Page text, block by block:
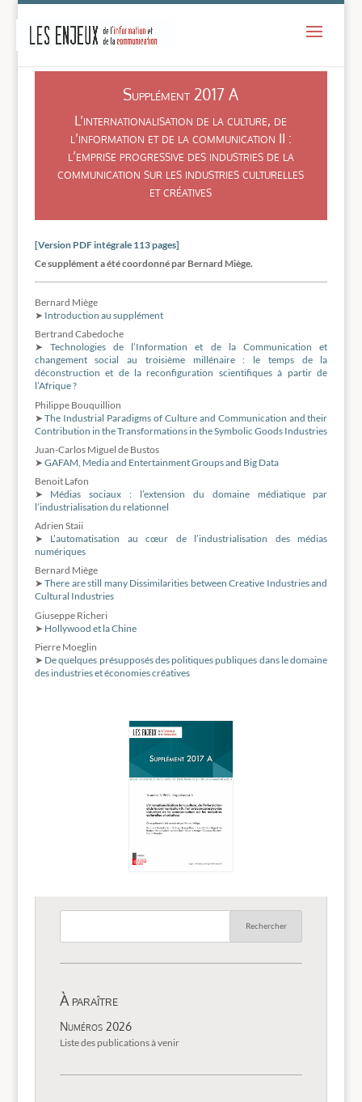
Supplément 2017 A
L’internationalisation de la culture, de
l’information et de la communication II :
l’emprise progressive des industries de la
communication sur les industries culturelles
et créatives
[Version PDF intégrale 113 pages]
Ce supplément a été coordonné par Bernard Miège.
Bernard Miège
➤ Introduction au supplément
Bertrand Cabedoche
➤ Technologies de l’Information et de la Communication et
changement social au troisième millénaire : le temps de la
déconstruction et de la reconfiguration scientifiques à partir de
l’Afrique ?
Philippe Bouquillion
➤The Industrial Paradigms of Culture and Communication and their
Contribution in the Transformations in the Symbolic Goods Industries
Juan-Carlos Miguel de Bustos
➤ GAFAM, Media and Entertainment Groups and Big Data
Benoit Lafon
➤ Médias sociaux : l’extension du domaine médiatique par
l’industrialisation du relationnel
Adrien Staii
➤ L’automatisation au cœur de l’industrialisation des médias
numériques
Bernard Miège
➤There are still many Dissimilarities between Creative Industries and
Cultural Industries
Giuseppe Richeri
➤ Hollywood et la Chine
Pierre Moeglin
➤ De quelques présupposés des politiques publiques dans le domaine
des industries et économies créatives
À paraître
Numéros 2026
Liste des publications à venir